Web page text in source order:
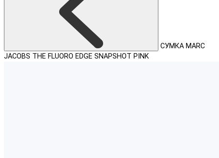
СУМКА MARC
JACOBS THE FLUORO EDGE SNAPSHOT PINK